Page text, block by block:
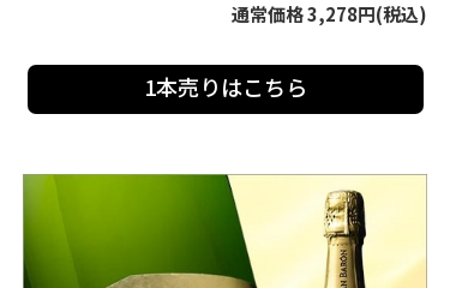
通常価格 3,278円(税込)
1本売りはこちら